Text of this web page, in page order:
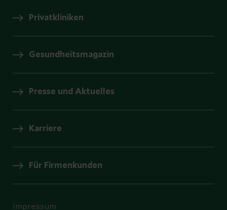
Privatkliniken
Gesundheitsmagazin
Presse und Aktuelles
Karriere
Für Firmenkunden
Impressum